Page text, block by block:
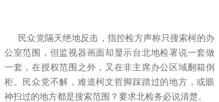
民众党隔天绝地反击，指控检方声称只搜索柯的办
公室范围，但监视器画面却显示台北地检署说一套做
一套，在授权范围之外，又在非主席办公区域翻箱倒
柜。民众党不解，难道柯文哲脚踩踏过的地方，或眼
神扫过的地方都是搜索范围？要求北检务必说清楚。